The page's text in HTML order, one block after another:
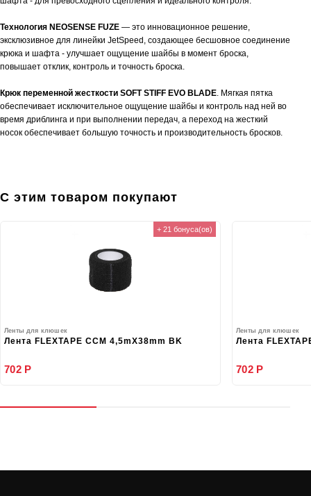
Технология NEOSENSE FUZE — это инновационное решение,
эксклюзивное для линейки JetSpeed, создающее бесшовное соединение
крюка и шафта - улучшает ощущение шайбы в момент броска,
повышает отклик, контроль и точность броска.
Крюк переменной жесткости SOFT STIFF EVO BLADE. Мягкая пятка
обеспечивает исключительное ощущение шайбы и контроль над ней во
время дриблинга и при выполнении передач, а переход на жесткий
носок обеспечивает большую точность и производительность бросков.
С этим товаром покупают
+ 21 бонуса(ов)
Ленты для клюшек
Лента FLEXTAPE CCM 4,5mX38mm BK
702 Р
Ленты для клюшек
Лента
702 Р